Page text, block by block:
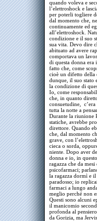
quando voleva e
l’elettroshock e
per poterli togliere
dal momento che,
continuamente ed
all’elettroshock.
condizione e il suo
sua vita. Devo dire
abituato ad avere
comportava un
di questa donna era
fatto che, come
cioè un difetto della
dunque, il suo stato
la condizione di
Io, come
che, in quanto
consuetudine,
tutta la notte a
Durante la riunione
statiche, avrebbe
direttore. Quando
che, dal momento
grave, con
cieca o sorda,
niente. Dopo aver
donna e io, in
ragazza che da
psicofarmaci;
la ragazza dormì e
paradosso; io
farmaci a lungo
meglio perché non
Questi sono alcuni
il manicomio
profonda al
da Gorizia, ma